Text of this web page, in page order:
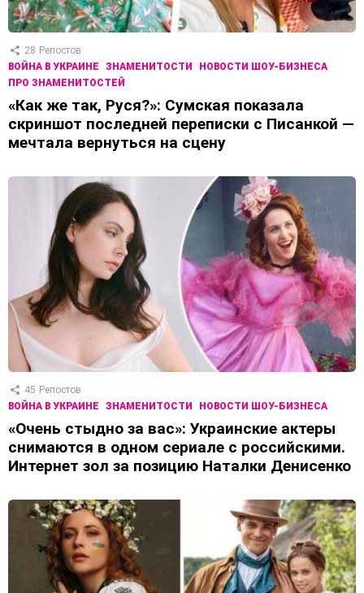
28 Репостов
ВОЙНА В УКРАИНЕ
ЗНАМЕНИТОСТИ
НОВОСТИ ШОУ-БИЗНЕСА
ПРО ЗНАМЕНИТОСТЕЙ
«Как же так, Руся?»: Сумская показала
скриншот последней переписки с Писанкой —
мечтала вернуться на сцену
45 Репостов
ВОЙНА В УКРАИНЕ
ЗНАМЕНИТОСТИ НОВОСТИ ШОУ-БИЗНЕСА
«Очень стыдно за вас»: Украинские актеры
снимаются в одном сериале с российскими.
Интернет зол за позицию Наталки Денисенко